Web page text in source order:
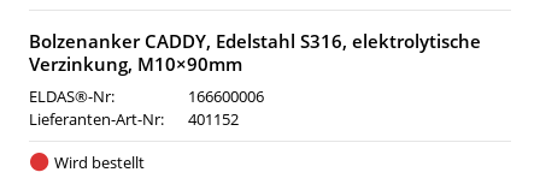
Bolzenanker CADDY, Edelstahl S316, elektrolytische
Verzinkung, M10×90mm
ELDAS®-Nr:
166600006
Lieferanten-Art-Nr:
401152
Wird bestellt